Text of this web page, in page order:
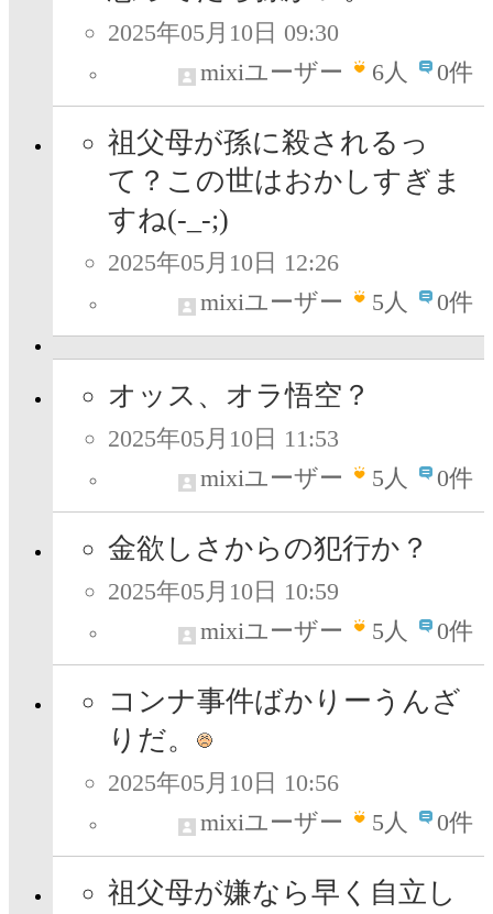
2025年05月10日 09:30
mixiユーザー
6人 0件
祖父母が孫に殺されるっ
て？この世はおかしすぎま
すね(-_-;)
2025年05月10日 12:26
mixiユーザー
5人 0件
オッス、オラ悟空？
2025年05月10日 11:53
mixiユーザー
5人 0件
金欲しさからの犯行か？
2025年05月10日 10:59
mixiユーザー
5人 0件
コンナ事件ばかりーうんざ
りだ。
2025年05月10日 10:56
mixiユーザー
5人 0件
祖父母が嫌なら早く自立し